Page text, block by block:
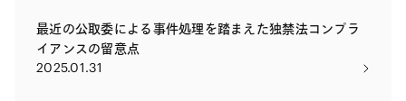
最近の公取委による事件処理を踏まえた独禁法コンプラ
イアンスの留意点
2025.01.31